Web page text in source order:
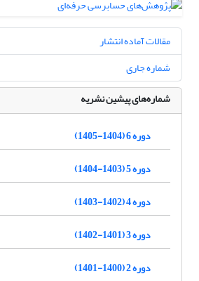
مقالات آماده انتشار
شماره جاری
شماره‌های پیشین نشریه
دوره 6 (1404-1405)
دوره 5 (1403-1404)
دوره 4 (1402-1403)
دوره 3 (1401-1402)
دوره 2 (1400-1401)